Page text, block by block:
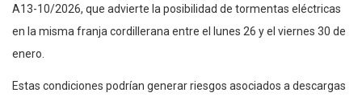
A13-10/2026, que advierte la posibilidad de tormentas eléctricas
en la misma franja cordillerana entre el lunes 26 y el viernes 30 de
enero.
Estas condiciones podrían generar riesgos asociados a descargas